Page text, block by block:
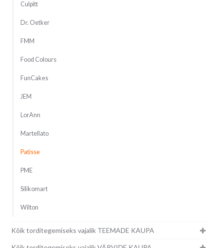
Culpitt
Dr. Oetker
FMM
Food Colours
FunCakes
JEM
LorAnn
Martellato
Patisse
PME
Silikomart
Wilton
Kõik torditegemiseks vajalik TEEMADE KAUPA